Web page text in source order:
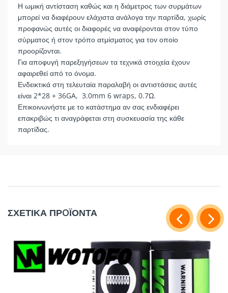
Η ωμική αντίσταση καθώς και η διάμετρος των συρμάτων
μπορεί να διαφέρουν ελάχιστα ανάλογα την παρτίδα, χωρίς
προφανώς αυτές οι διαφορές να αναφέρονται στον τύπο
σύρματος ή στον τρόπο ατμίσματος για τον οποίο
προορίζονται.
Για αποφυγή παρεξηγήσεων τα τεχνικά στοιχεία έχουν
αφαιρεθεί από το όνομα.
Ενδεικτικά στη τελευταία παραλαβή οι αντιστάσεις αυτές
είναι 2*28 + 36GA, 3.0mm 6 wraps, 0.7Ω.
Επικοινωνήστε με το κατάστημα αν σας ενδιαφέρει
επακριβώς τι αναγράφεται στη συσκευασία της κάθε
παρτίδας.
2*28 + 36GA,
ΣΧΕΤΙΚΑ ΠΡOΪΟΝΤΑ